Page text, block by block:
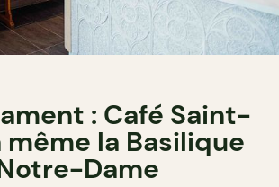
: Café Saint-
même la Basilique
Dame